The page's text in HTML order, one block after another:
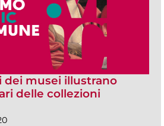
dei musei illustrano
delle collezioni